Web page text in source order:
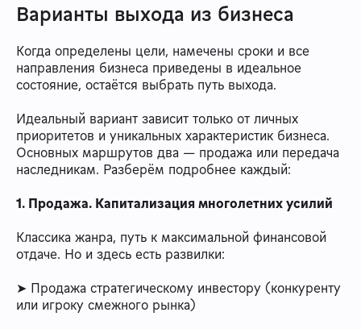
Варианты выхода из бизнеса
Когда определены цели, намечены сроки и все
направления бизнеса приведены в идеальное
состояние, остаётся выбрать путь выхода.
Идеальный вариант зависит только от личных
приоритетов и уникальных характеристик бизнеса.
Основных маршрутов два — продажа или передача
наследникам. Разберём подробнее каждый:
1. Продажа. Капитализация многолетних усилий
Классика жанра, путь к максимальной финансовой
отдаче. Но и здесь есть развилки:
➤ Продажа стратегическому инвестору (конкуренту
или игроку смежного рынка)